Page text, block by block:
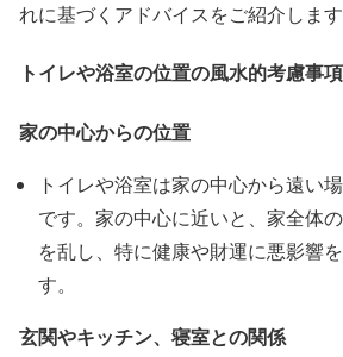
れに基づくアドバイスをご紹介します
トイレや浴室の位置の風水的考慮事項
家の中心からの位置
トイレや浴室は家の中心から遠い
です。家の中心に近いと、家全体
を乱し、特に健康や財運に悪影響
す。
玄関やキッチン、寝室との関係